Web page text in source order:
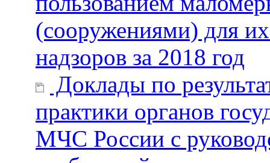
(сооружениями) для
надзоров за 2018 год
Доклады по
практики органов
МЧС России с